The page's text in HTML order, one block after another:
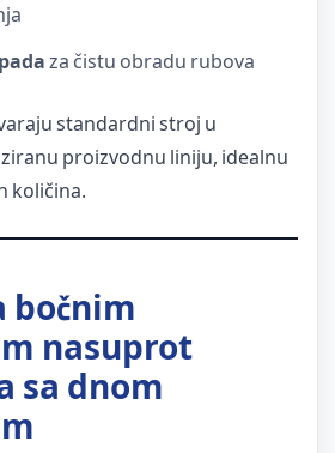
za čistu obradu rubova
standardni stroj u
proizvodnu liniju, idealnu
količina.
bočnim
nasuprot
sa dnom